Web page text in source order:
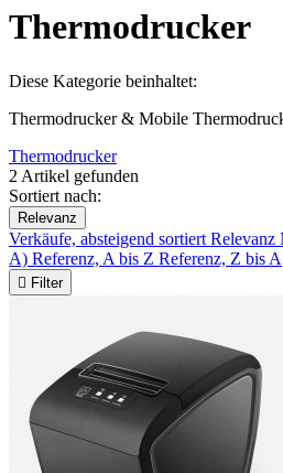
Thermodrucker
Diese Kategorie beinhaltet:
Thermodrucker & Mobile
Thermodrucker
2 Artikel gefunden
Sortiert nach:
Relevanz
Verkäufe, absteigend sortiert Relevanz
A) Referenz, A bis Z Referenz, Z bis A
 Filter